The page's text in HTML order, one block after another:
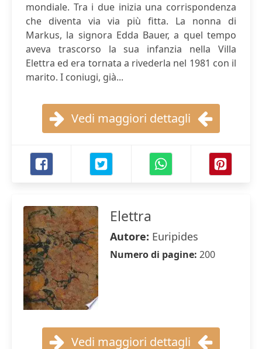
mondiale. Tra i due inizia una corrispondenza
che diventa via via più fitta. La nonna di
Markus, la signora Edda Bauer, a quel tempo
aveva trascorso la sua infanzia nella Villa
Elettra ed era tornata a rivederla nel 1981 con il
marito. I coniugi, già...
Vedi maggiori dettagli
Elettra
Autore: Euripides
Numero di pagine: 200
Vedi maggiori dettagli